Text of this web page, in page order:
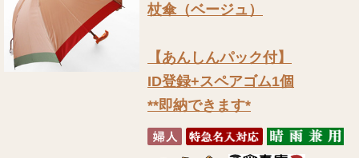
杖傘（ベージュ）
【あんしんパック付】
ID登録+スペアゴム1個
**即納できます*